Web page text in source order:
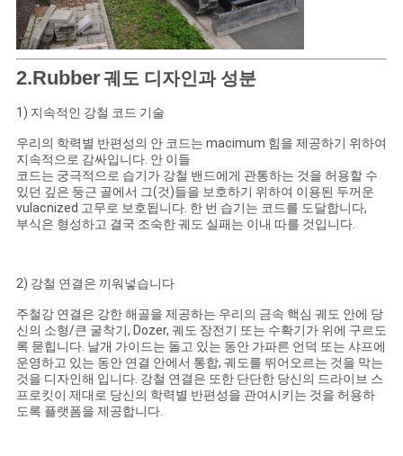
2.Rubber궤도 디자인과 성분
1) 지속적인 강철 코드 기술
우리의 학력별 반편성의 안 코드는 macimum 힘을 제공하기 위하여
지속적으로 감싸입니다. 안 이들
코드는 궁극적으로 습기가 강철 밴드에게 관통하는 것을 허용할 수
있던 깊은 둥근 골에서 그(것)들을 보호하기 위하여 이용된 두꺼운
vulacnized 고무로 보호됩니다. 한 번 습기는 코드를 도달합니다,
부식은 형성하고 결국 조숙한 궤도 실패는 이내 따를 것입니다.
2) 강철 연결은 끼워넣습니다
주철강 연결은 강한 해골을 제공하는 우리의 금속 핵심 궤도 안에 당
신의 소형/큰 굴착기, Dozer, 궤도 장전기 또는 수확기가 위에 구르도
록 묻힙니다. 날개 가이드는 돌고 있는 동안 가파른 언덕 또는 샤프에
운영하고 있는 동안 연결 안에서 통합, 궤도를 뛰어오르는 것을 막는
것을 디자인해 입니다. 강철 연결은 또한 단단한 당신의 드라이브 스
프로킷이 제대로 당신의 학력별 반편성을 관여시키는 것을 허용하
도록 플랫폼을 제공합니다.